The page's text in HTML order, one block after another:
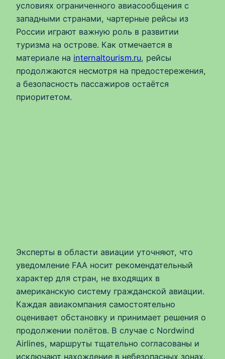
условиях ограниченного авиасообщения с
западными странами, чартерные рейсы из
России играют важную роль в развитии
туризма на острове. Как отмечается в
материале на internaltourism.ru, рейсы
продолжаются несмотря на предостережения,
а безопасность пассажиров остаётся
приоритетом.
Эксперты в области авиации уточняют, что
уведомление FAA носит рекомендательный
характер для стран, не входящих в
американскую систему гражданской авиации.
Каждая авиакомпания самостоятельно
оценивает обстановку и принимает решения о
продолжении полётов. В случае с Nordwind
Airlines, маршруты тщательно согласованы и
исключают нахождение в небезопасных зонах.